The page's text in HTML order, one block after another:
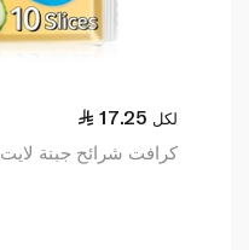
17.25 لكل
كرافت شرائح جبنة لايت 200 غرام